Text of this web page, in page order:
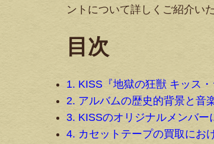
ントについて詳しくご紹介い
目次
1. KISS『地獄の狂獣 キッス
2. アルバムの歴史的背景と音
3. KISSのオリジナルメンバー
4. カセットテープの買取にお